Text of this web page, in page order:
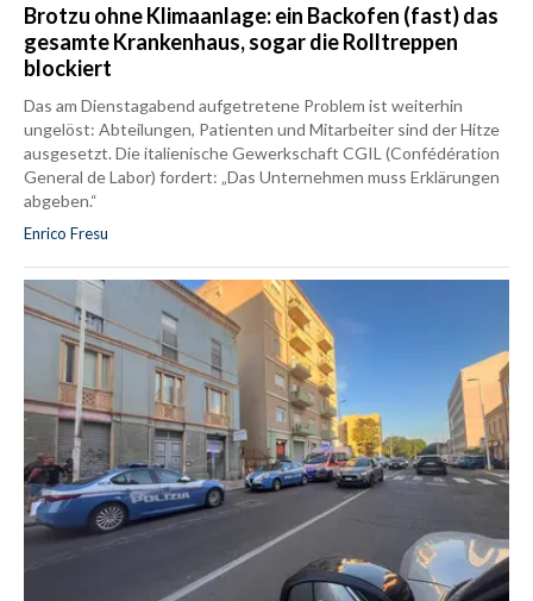
Brotzu ohne Klimaanlage: ein Backofen (fast) das
gesamte Krankenhaus, sogar die Rolltreppen
blockiert
Das am Dienstagabend aufgetretene Problem ist weiterhin
ungelöst: Abteilungen, Patienten und Mitarbeiter sind der Hitze
ausgesetzt. Die italienische Gewerkschaft CGIL (Confédération
General de Labor) fordert: „Das Unternehmen muss Erklärungen
abgeben.“
Enrico Fresu